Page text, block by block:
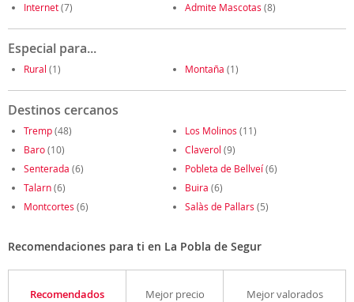
Internet(7) Admite Mascotas (8)
Especial para...
Rural (1) Montaña (1)
Destinos cercanos
Tremp(48) Los Molinos (11)
Baro(10) Claverol (9)
Senterada (6) Pobleta de Bellveí(6)
Talarn(6) Buira (6)
Montcortes (6) Salàs de Pallars (5)
Recomendaciones para ti en La Pobla de Segur
Recomendados Mejor precio Mejor valorados